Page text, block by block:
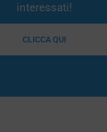
interessati!
CLICCA QUI